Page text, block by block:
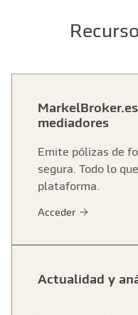
mediadores
Emite pólizas de
segura. Todo lo
plataforma.
Acceder
Actualidad y